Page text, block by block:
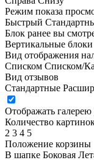
Режим показа
Быстрый
Блок ранее вы
Вертикальные блоки
Вид отображения
Списком Списком/
Вид отзывов
Стандартные
Отображать галерею
Количество
2 3 4 5
Положение корзины
В шапке Боковая